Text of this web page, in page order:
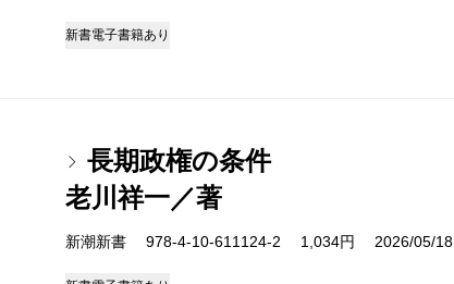
新書電子書籍あり
長期政権の条件
老川祥一／著
新潮新書 978-4-10-611124-2 1,034円 2026/05/18